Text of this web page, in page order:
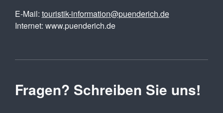
E-Mail: touristik-information@puenderich.de
Internet: www.puenderich.de
Fragen? Schreiben Sie uns!